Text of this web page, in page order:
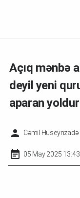
Açıq mənbə
deyil yeni
aparan yoldur
Cəmil Hüseynzadə
05 May 2025 13:43